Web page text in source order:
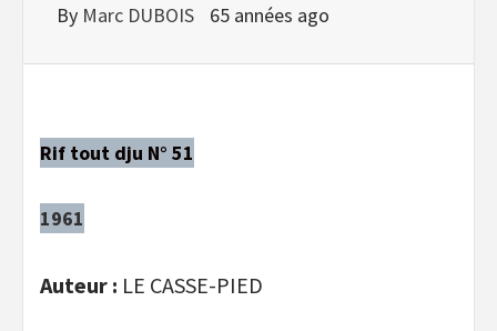
By Marc DUBOIS 65 années ago
Rif tout dju N° 51
1961
Auteur : LE CASSE-PIED